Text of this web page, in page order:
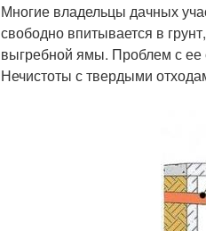
Многие владельцы дачных
свободно впитывается в
выгребной ямы. Проблем с ее
Нечистоты с твердыми